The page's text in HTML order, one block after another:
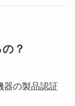
？
器の製品認証